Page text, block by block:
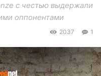
с честью выдержали
оппонентами
1
2037